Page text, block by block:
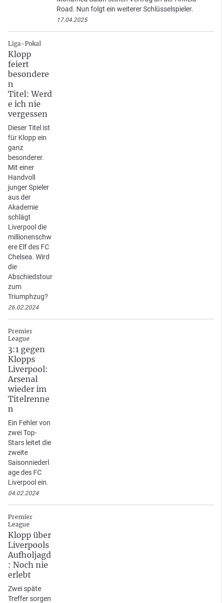
Road. Nun folgt ein weiterer Schlüsselspieler.
17.04.2025
Liga-Pokal
Klopp
feiert
besondere
n
Titel: Werd
e ich nie
vergessen
Dieser Titel ist
für Klopp ein
ganz
besonderer.
Mit einer
Handvoll
junger Spieler
aus der
Akademie
schlägt
Liverpool die
millionenschw
ere Elf des FC
Chelsea. Wird
die
Abschiedstour
zum
Triumphzug?
26.02.2024
Premier
League
3:1 gegen
Klopps
Liverpool:
Arsenal
wieder im
Titelrenne
n
Ein Fehler von
zwei Top-
Stars leitet die
zweite
Saisonniederl
age des FC
Liverpool ein.
04.02.2024
Premier
League
Klopp über
Liverpools
Aufholjagd
: Noch nie
erlebt
Zwei späte
Treffer sorgen